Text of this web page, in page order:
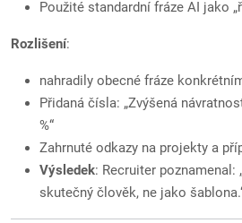
Použité standardní fráze AI jako
Rozlišení:
nahradily obecné fráze
Přidaná čísla: „Zvýšená
%“
Zahrnuté odkazy na projekty a
Výsledek: Recruiter poznamenal:
skutečný člověk, ne jako